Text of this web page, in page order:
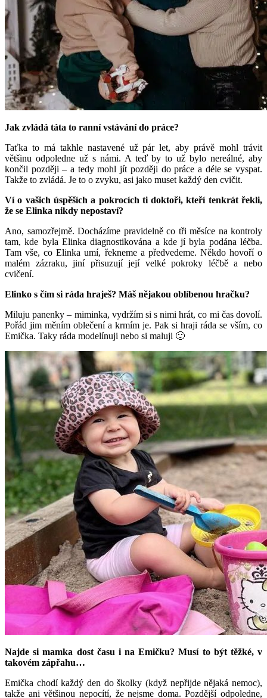
Jak zvládá táta to ranní vstávání do práce?
Taťka to má takhle nastavené už pár let, aby právě mohl trávit
většinu odpoledne už s námi. A teď by to už bylo nereálné, aby
končil později – a tedy mohl jít později do práce a déle se vyspat.
Takže to zvládá. Je to o zvyku, asi jako muset každý den cvičit.
Ví o vašich úspěších a pokrocích ti doktoři, kteří tenkrát řekli,
že se Elinka nikdy nepostaví?
Ano, samozřejmě. Docházíme pravidelně co tři měsíce na kontroly
tam, kde byla Elinka diagnostikována a kde jí byla podána léčba.
Tam vše, co Elinka umí, řekneme a předvedeme. Někdo hovoří o
malém zázraku, jiní přisuzují její velké pokroky léčbě a nebo
cvičení.
Elinko s čím si ráda hraješ? Máš nějakou oblíbenou hračku?
Miluju panenky – miminka, vydržím si s nimi hrát, co mi čas dovolí.
Pořád jim měním oblečení a krmím je. Pak si hraji ráda se vším, co
Emička. Taky ráda modelínuji nebo si maluji 🙂
Najde si mamka dost času i na Emičku? Musí to být těžké, v
takovém zápřahu…
Emička chodí každý den do školky (když nepřijde nějaká nemoc),
takže ani většinou nepocítí, že nejsme doma. Pozdější odpoledne,